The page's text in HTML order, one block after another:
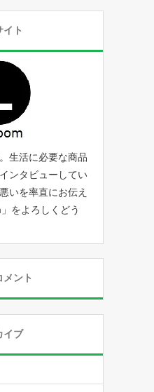
イト
生活に必要な商品
ンタビューしてい
いを率直にお伝え
」をよろしくどう
メント
イブ